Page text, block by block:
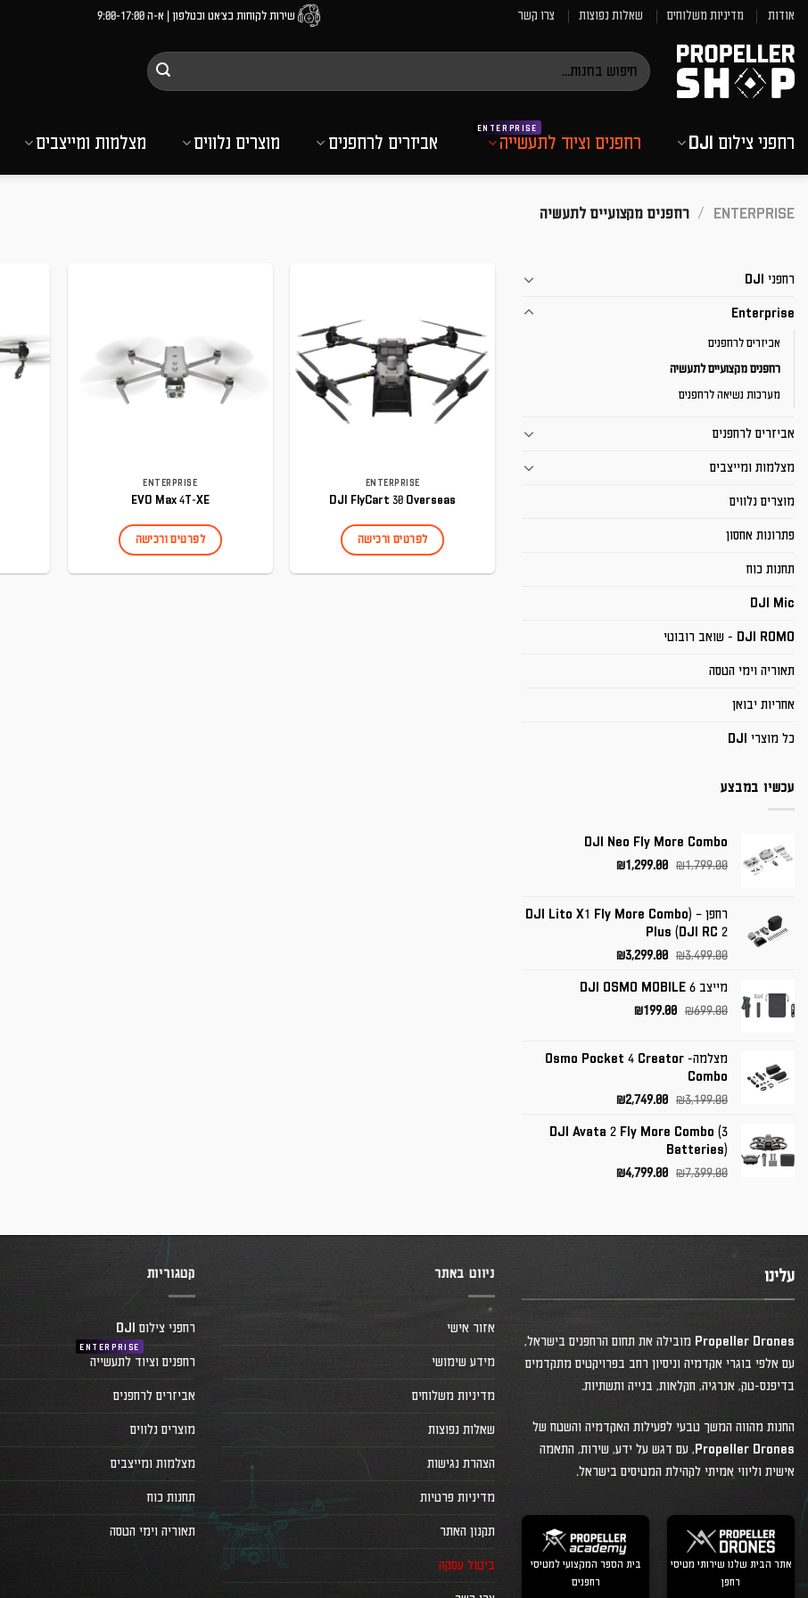
Skip
content
אודות מדיניות משלוחים שאלות נפוצות צרו קשר שירות לקוחות בצ'אט ובטלפון | א-ה 9:00-17:00
חיפוש
עבור:
רחפני צילום DJI רחפנים וציוד לתעשייה אביזרים לרחפנים מוצרים נלווים מצלמות ומייצבים
ENTERPRISE
/ רחפנים מקצועיים לתעשיה
רחפני DJI
Enterprise
אביזרים לרחפנים
רחפנים מקצועיים לתעשיה
מערכות נשיאה לרחפנים
אביזרים לרחפנים
מצלמות ומייצבים
מוצרים נלווים
פתרונות אחסון
תחנות כוח
DJI Mic
DJI ROMO - שואב רובוטי
תאוריה וימי הטסה
אחריות יבואן
כל מוצרי DJI
עכשיו במבצע
DJI Neo Fly More Combo
₪1,799.00
המחיר
₪1,799.00.
₪1,299.00 המחיר
₪1,299.00.
רחפן – (DJI Lito X1 Fly More Combo
Plus (DJI RC 2
₪3,499.00
המחיר
היה:
₪3,499.00.
₪3,299.00 המחיר
הוא:
מייצב DJI OSMO MOBILE 6
₪699.00
המחיר
₪699.00.
₪199.00 המחיר
₪199.00.
מצלמה- Osmo Pocket 4 Creator
Combo
₪3,199.00
המחיר
היה:
₪3,199.00.
₪2,749.00 המחיר
הוא:
DJI Avata 2 Fly More Combo (3
Batteries)
₪7,399.00
המחיר
₪4,799.00 המחיר
ENTERPRISE
DJI FlyCart 30 Overseas
לפרטים ורכישה
ENTERPRISE
EVO Max 4T-XE
לפרטים ורכישה
עלינו
Propeller Drones מובילה את תחום הרחפנים בישראל,
עם אלפי בוגרי אקדמיה וניסיון רחב בפרויקטים מתקדמים
בדיפנס-טק, אנרגיה, חקלאות, בנייה ותשתיות.
החנות מהווה המשך טבעי לפעילות האקדמיה והשטח של
Propeller Drones, עם דגש על ידע, שירות, התאמה
אישית וליווי אמיתי לקהילת המטיסים בישראל.
אתר הבית שלנו שירותי מטיסי
רחפן
בית הספר המקצועי למטיסי
רחפנים
ניווט באתר
אזור אישי
מידע שימושי
מדיניות משלוחים
שאלות נפוצות
הצהרת נגישות
מדיניות פרטיות
תקנון האתר
ביטול עסקה
קטגוריות
רחפני צילום DJI
רחפנים וציוד לתעשייה
אביזרים לרחפנים
מוצרים נלווים
מצלמות ומייצבים
תחנות כוח
תאוריה וימי הטסה